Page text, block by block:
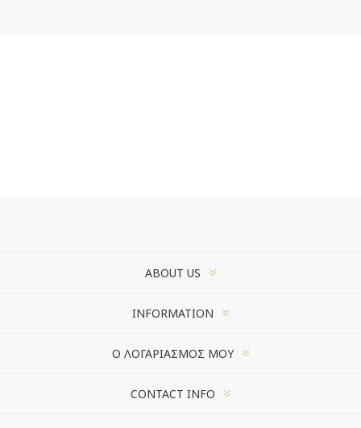
ABOUT US
INFORMATION
Ο ΛΟΓΑΡΙΑΣΜΌΣ ΜΟΥ
CONTACT INFO